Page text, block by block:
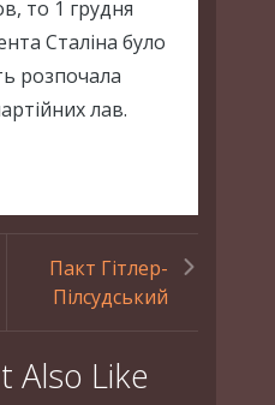
то 1 грудня
Сталіна було
розпочала
лав.
Пакт Гітлер-
Пілсудський
Also Like